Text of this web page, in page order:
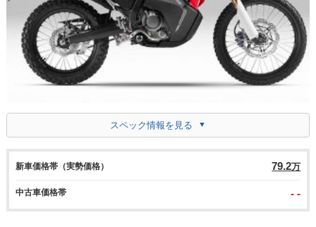
スペック情報を見る
新車価格帯（実勢価格） 79.2万
中古車価格帯 - -